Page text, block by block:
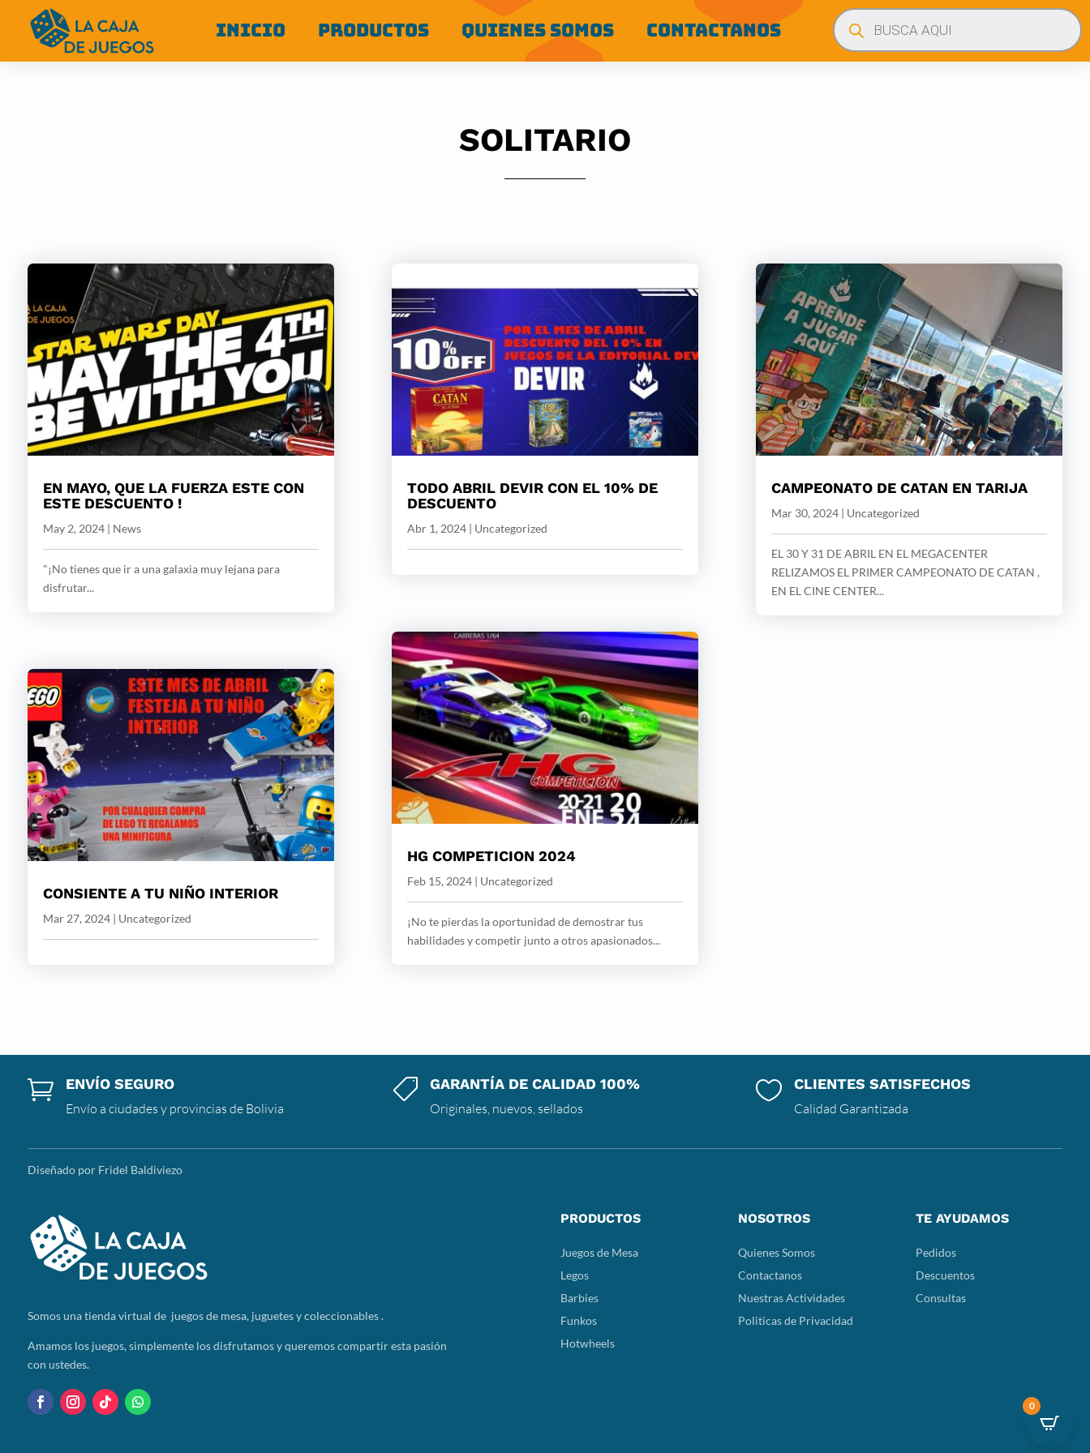
INICIO PRODUCTOS QUIENES SOMOS CONTACTANOS
Búsqueda
de
productos
SOLITARIO
EN MAYO, QUE LA FUERZA ESTE CON
ESTE DESCUENTO !
May 2, 2024| News
"¡No tienes que ir a una galaxia muy lejana para
disfrutar...
CONSIENTE A TU NIÑO INTERIOR
Mar 27, 2024| Uncategorized
TODO ABRIL DEVIR CON EL 10% DE
DESCUENTO
Abr 1, 2024| Uncategorized
HG COMPETICION 2024
Feb 15, 2024| Uncategorized
¡No te pierdas la oportunidad de demostrar tus
habilidades y competir junto a otros apasionados...
CAMPEONATO DE CATAN EN TARIJA
Mar 30, 2024| Uncategorized
EL 30 Y 31 DE ABRIL EN EL MEGACENTER
RELIZAMOS EL PRIMER CAMPEONATO DE CATAN ,
EN EL CINE CENTER...
 ENVÍO SEGURO
Envío a ciudades y provincias de Bolivia
 GARANTÍA DE CALIDAD 100%
Originales, nuevos, sellados
 CLIENTES SATISFECHOS
Calidad Garantizada
Diseñado por Fridel Baldiviezo
Somosuna tienda virtual de juegos de mesa, juguetes y coleccionables .
Amamos los juegos, simplemente los disfrutamos y queremos compartir esta pasión
con ustedes.
PRODUCTOS
Juegos de Mesa
Legos
Barbies
Funkos
Hotwheels
NOSOTROS
Quienes Somos
Contactanos
Nuestras Actividades
Politicas de Privacidad
TE AYUDAMOS
Pedidos
Descuentos
Consultas
0